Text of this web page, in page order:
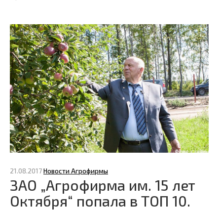
21.08.2017Новости Агрофирмы
ЗАО „Агрофирма им. 15 лет
Октября“ попала в ТОП 10.